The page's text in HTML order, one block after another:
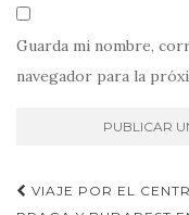
Guarda mi nombre,
navegador para la
VIAJE POR EL